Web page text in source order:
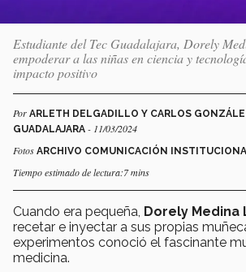
Estudiante del Tec Guadalajara, Dorely
empoderar a las niñas en ciencia y
impacto positivo
Por ARLETH DELGADILLO Y CARLOS
GUADALAJARA - 11/03/2024
Fotos ARCHIVO COMUNICACIÓN
Tiempo estimado de lectura:7 mins
Cuando era pequeña, Dorely Medina
recetar e inyectar a sus propias
experimentos conoció el fascinante
medicina.